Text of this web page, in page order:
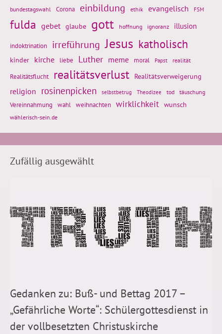
bundestagswahl Corona einbildung ethik evangelisch FSM
fulda gebet glaube gott hoffnung ignoranz illusion
indoktrination irreführung Jesus katholisch
kinder kirche liebe Luther meme moral Papst realität
Realitätsflucht realitätsverlust Realitätsverweigerung
religion rosinenpicken selbstbetrug Theodizee tod täuschung
Vereinnahmung wahl weihnachten wirklichkeit wunsch
wählerisch-sein.de
Zufällig ausgewählt
Gedanken zu: Buß- und Bettag 2017 –
„Gefährliche Worte“: Schülergottesdienst in
der vollbesetzten Christuskirche